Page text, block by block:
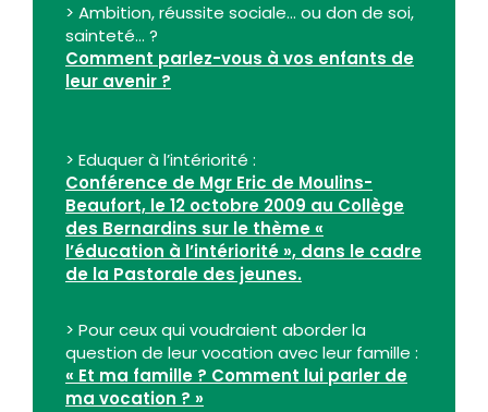
> Ambition, réussite sociale… ou don de soi,
sainteté… ?
Comment parlez-vous à vos enfants de
leur avenir ?
> Eduquer à l’intériorité :
Conférence de Mgr Eric de Moulins-
Beaufort, le12 octobre 2009 au Collège
des Bernardins sur le thème «
l’éducation à l’intériorité », dans le cadre
de la Pastorale des jeunes.
> Pour ceux qui voudraient aborder la
question de leur vocation avec leur famille :
« Et ma famille ? Comment lui parler de
ma vocation ? »